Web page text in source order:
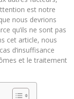
est notre
nous devrions
qu’ils ne sont pas
cet article, nous
d’insuffisance
et le traitement